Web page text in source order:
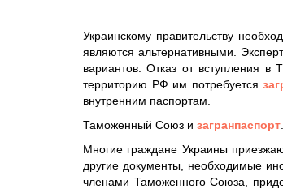
Украинскому правительству
являются альтернативными.
вариантов. Отказ от вступления
территорию РФ им потребуется
внутренним паспортам.
Таможенный Союз и загранпаспорт
Многие граждане Украины
другие документы, необходимые
членами Таможенного Союза,